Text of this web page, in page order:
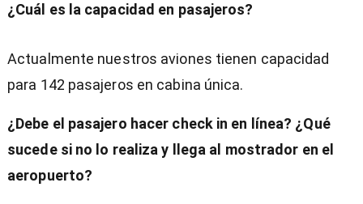
¿Cuál es la capacidad en pasajeros?
Actualmente nuestros aviones tienen capacidad
para 142 pasajeros en cabina única.
¿Debe el pasajero hacer check in en línea? ¿Qué
sucede si no lo realiza y llega al mostrador en el
aeropuerto?